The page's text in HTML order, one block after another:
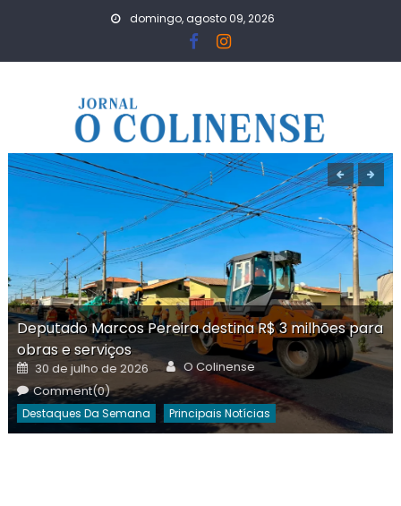
domingo, agosto 09, 2026
Deputado Marcos Pereira destina R$ 3 milhões para
obras e serviços
Posted
on
30 de julho de 2026 Author
O Colinense
Comment(0)
Destaques Da Semana Principais Notícias